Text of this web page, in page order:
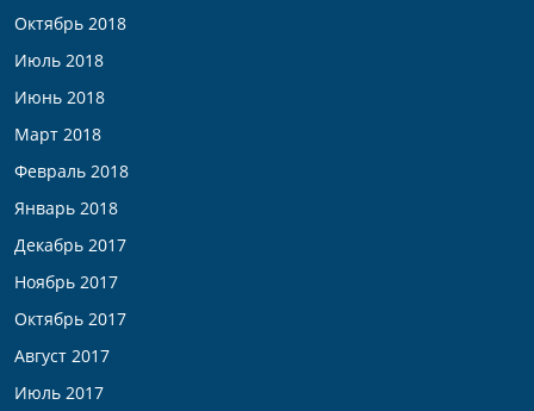
Октябрь 2018
Июль 2018
Июнь 2018
Март 2018
Февраль 2018
Январь 2018
Декабрь 2017
Ноябрь 2017
Октябрь 2017
Август 2017
Июль 2017